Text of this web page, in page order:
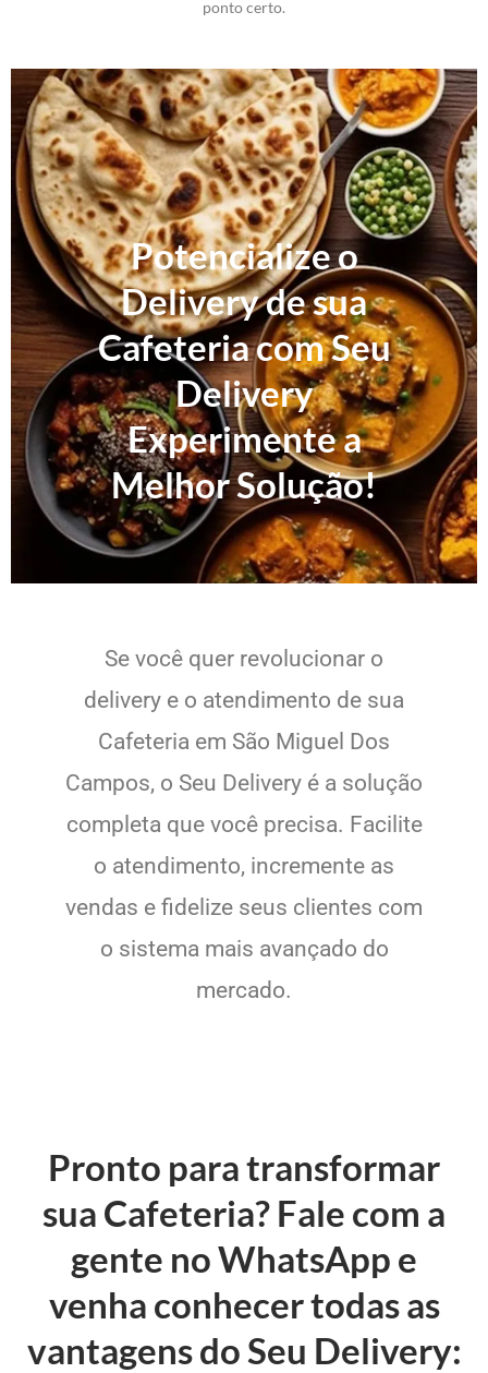
ponto certo.
Potencialize o
Delivery de sua
Cafeteria com Seu
Delivery
Experimente a
Melhor Solução!
Se você quer revolucionar o
delivery e o atendimento de sua
Cafeteria em São Miguel Dos
Campos, o Seu Delivery é a solução
completa que você precisa. Facilite
o atendimento, incremente as
vendas e fidelize seus clientes com
o sistema mais avançado do
mercado.
Pronto para transformar
sua Cafeteria? Fale com a
gente no WhatsApp e
venha conhecer todas as
vantagens do Seu Delivery: